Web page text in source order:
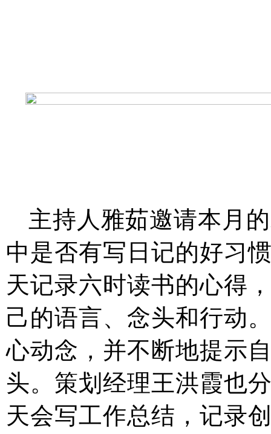
主持人雅茹邀请本月
中是否有写日记的好习
天记录六时读书的心得
己的语言、念头和行动
心动念，并不断地提示
头。策划经理王洪霞也
天会写工作总结，记录